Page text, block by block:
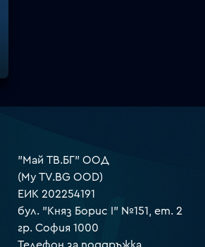
"Май ТВ.БГ" ООД
(My TV.BG OOD)
ЕИК 202254191
бул. "Княз Борис I" №151, ет. 2
гр. София 1000
Телефон за поддръжка